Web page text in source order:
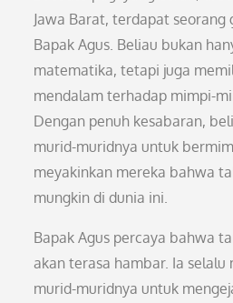
Jawa Barat, terdapat seorang
Bapak Agus. Beliau bukan
matematika, tetapi juga
mendalam terhadap mimpi-
Dengan penuh kesabaran,
murid-muridnya untuk
meyakinkan mereka bahwa
mungkin di dunia ini.
Bapak Agus percaya bahwa
akan terasa hambar. Ia selalu
murid-muridnya untuk